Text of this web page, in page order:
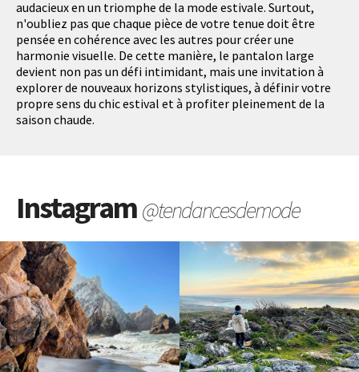
audacieux en un triomphe de la mode estivale. Surtout,
n'oubliez pas que chaque pièce de votre tenue doit être
pensée en cohérence avec les autres pour créer une
harmonie visuelle. De cette manière, le pantalon large
devient non pas un défi intimidant, mais une invitation à
explorer de nouveaux horizons stylistiques, à définir votre
propre sens du chic estival et à profiter pleinement de la
saison chaude.
Instagram@tendancesdemode